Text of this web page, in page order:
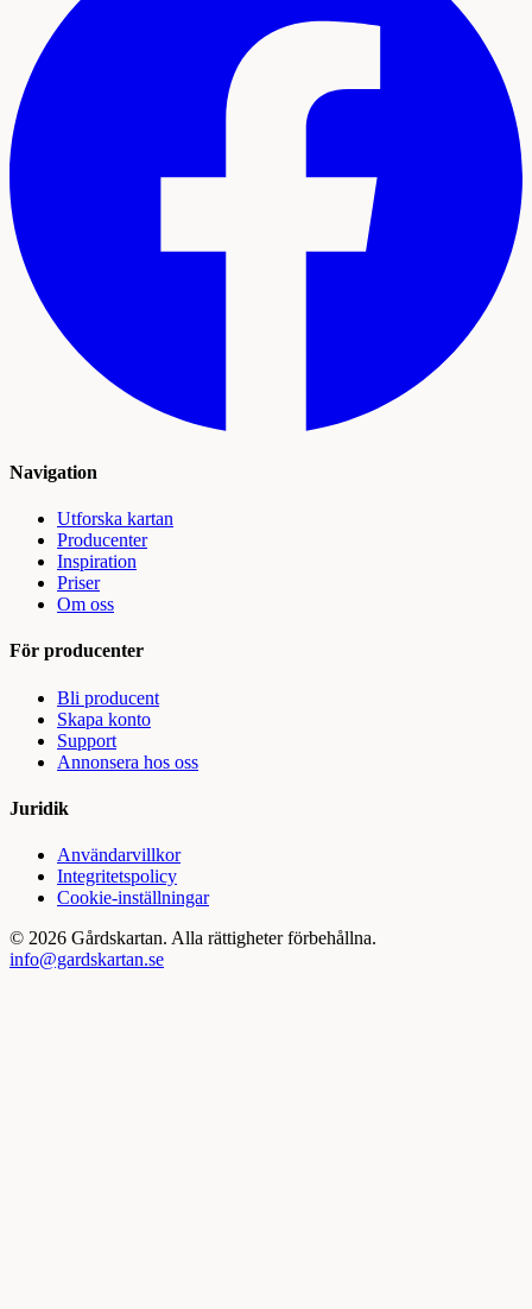
Navigation
Utforska kartan
Producenter
Inspiration
Priser
Om oss
För producenter
Bli producent
Skapa konto
Support
Annonsera hos oss
Juridik
Användarvillkor
Integritetspolicy
Cookie-inställningar
© 2026 Gårdskartan. Alla rättigheter förbehållna.
info@gardskartan.se